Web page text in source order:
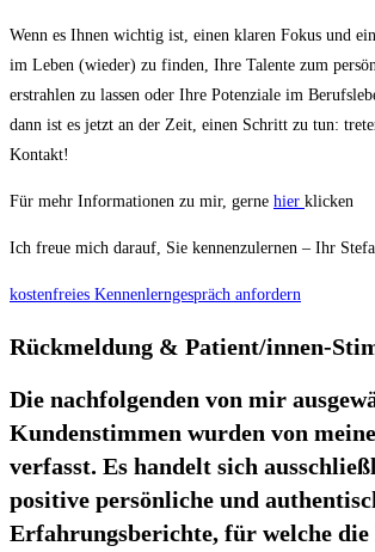
Wenn es Ihnen wichtig ist, einen klaren Fokus und
im Leben (wieder) zu finden, Ihre Talente zum
erstrahlen zu lassen oder Ihre Potenziale im
dann ist es jetzt an der Zeit, einen Schritt zu tun:
Kontakt!
Für mehr Informationen zu mir, gerne hier klicken
Ich freue mich darauf, Sie kennenzulernen – Ihr
kostenfreies Kennenlerngespräch anfordern
Rückmeldung & Patient/innen-
Die nachfolgenden von mir
Kundenstimmen wurden von
verfasst. Es handelt sich
positive persönliche und
Erfahrungsberichte, für welche